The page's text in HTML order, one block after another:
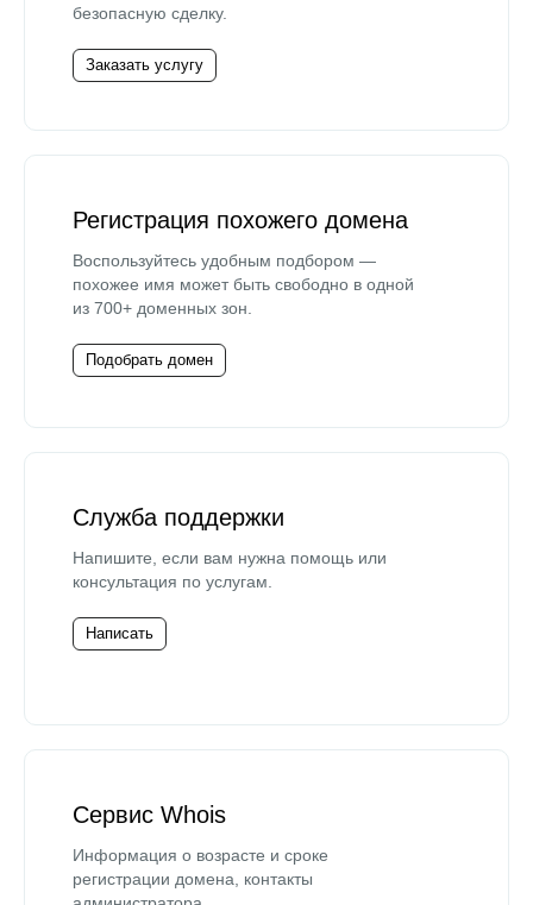
безопасную сделку.
Заказать услугу
Регистрация похожего домена
Воспользуйтесь удобным подбором —
похожее имя может быть свободно в одной
из 700+ доменных зон.
Подобрать домен
Служба поддержки
Напишите, если вам нужна помощь или
консультация по услугам.
Написать
Сервис Whois
Информация о возрасте и сроке
регистрации домена, контакты